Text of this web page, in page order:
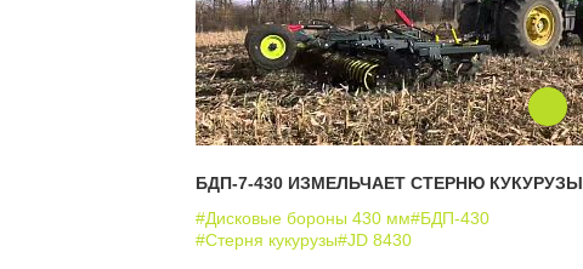
БДП-7-430 ИЗМЕЛЬЧАЕТ СТЕРНЮ КУКУРУЗЫ
#Дисковые бороны 430 мм#БДП-430
#Стерня кукурузы#JD 8430